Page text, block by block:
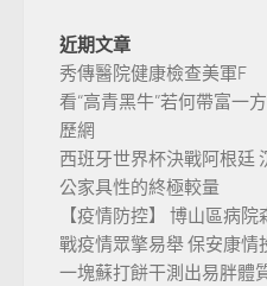
近期文章
秀傳醫院健康檢查美軍F
看“高青黑牛”若何帶富一
歷網
西班牙世界杯決戰阿根廷
公家具性的終極較量
【疫情防控】 博山區病院
戰疫情眾擎易舉 保安康情
一塊蘇打餅干測出易胖體